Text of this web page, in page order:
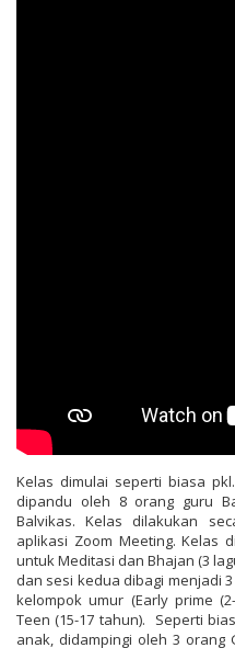
Kelas dimulai seperti biasa
dipandu oleh 8 orang guru
Balvikas. Kelas dilakukan
aplikasi Zoom Meeting. Kelas
untuk Meditasi dan Bhajan (3
dan sesi kedua dibagi menjadi
kelompok umur (Early prime
Teen (15-17 tahun). Seperti
anak, didampingi oleh 3 orang